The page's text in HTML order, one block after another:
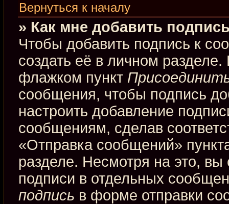
Вернуться к началу
» Как мне добавить
Чтобы добавить подпись к
создать её в личном
флажком пункт
сообщения, чтобы подпись
настроить добавление
сообщениям, сделав
«Отправка сообщений»
разделе. Несмотря на это,
подписи в отдельных
подпись в форме отправки